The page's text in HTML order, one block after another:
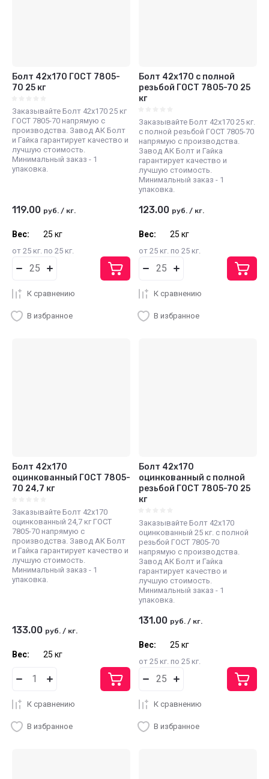
Болт 42х170 ГОСТ 7805-
70 25 кг
Заказывайте Болт 42х170 25 кг
ГОСТ 7805-70 напрямую с
производства. Завод АК Болт
и Гайка гарантирует качество и
лучшую стоимость.
Минимальный заказ - 1
упаковка.
119.00 руб. / кг.
Вес: 25 кг
от 25 кг. по 25 кг.
К сравнению
В избранное
Болт 42х170 с полной
резьбой ГОСТ 7805-70 25
кг
Заказывайте Болт 42х170 25 кг.
с полной резьбой ГОСТ 7805-70
напрямую с производства.
Завод АК Болт и Гайка
гарантирует качество и
лучшую стоимость.
Минимальный заказ - 1
упаковка.
123.00 руб. / кг.
Вес: 25 кг
от 25 кг. по 25 кг.
К сравнению
В избранное
Болт 42х170
оцинкованный ГОСТ 7805-
70 24,7 кг
Заказывайте Болт 42х170
оцинкованный 24,7 кг ГОСТ
7805-70 напрямую с
производства. Завод АК Болт
и Гайка гарантирует качество и
лучшую стоимость.
Минимальный заказ - 1
упаковка.
133.00 руб. / кг.
Вес: 25 кг
К сравнению
В избранное
Болт 42х170
оцинкованный с полной
резьбой ГОСТ 7805-70 25
кг
Заказывайте Болт 42х170
оцинкованный 25 кг. с полной
резьбой ГОСТ 7805-70
напрямую с производства.
Завод АК Болт и Гайка
гарантирует качество и
лучшую стоимость.
Минимальный заказ - 1
упаковка.
131.00 руб. / кг.
Вес: 25 кг
от 25 кг. по 25 кг.
К сравнению
В избранное